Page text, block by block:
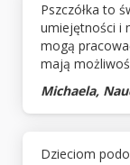
Pszczółka to
umiejętności i
mogą
mają
Michaela,
Dzieciom